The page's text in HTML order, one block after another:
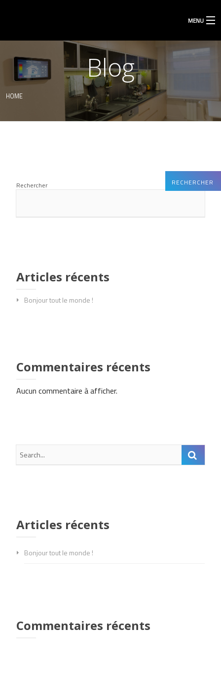
MENU
Blog
HOME
Rechercher RECHERCHER
Articles récents
Bonjour tout le monde !
Commentaires récents
Aucun commentaire à afficher.
Articles récents
Bonjour tout le monde !
Commentaires récents